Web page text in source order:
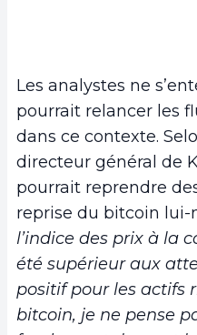
Les analystes ne
pourrait relancer les
dans ce contexte.
directeur général de
pourrait reprendre
reprise du bitcoin lui-
l’indice des prix à la
été supérieur aux
positif pour les actifs
bitcoin, je ne pense